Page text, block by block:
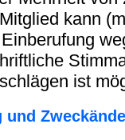
kann
ist
und